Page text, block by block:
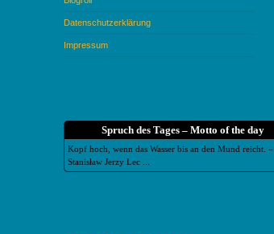
Datenschutzerklärung
Impressum
Spruch des Tages – Motto of the day
Kopf hoch, wenn das Wasser bis an den Mund reicht. –
Stanisław Jerzy Lec ...